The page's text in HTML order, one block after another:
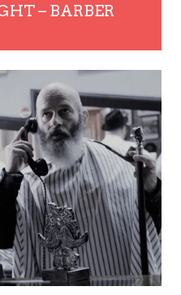
– BARBER